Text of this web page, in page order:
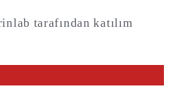
tarafından katılım